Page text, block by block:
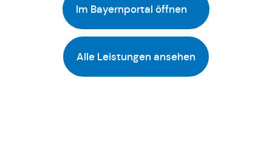
Im Bayernportal öffnen
Alle Leistungen ansehen